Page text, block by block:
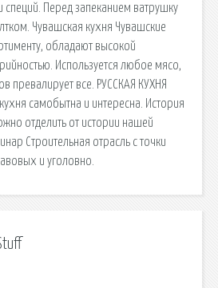
Перед запеканием ватрушку
Чувашская кухня Чувашские
обладают высокой
Используется любое мясо,
превалирует все. РУССКАЯ КУХНЯ
самобытна и интересна. История
отделить от истории нашей
Строительная отрасль с точки
и уголовно.